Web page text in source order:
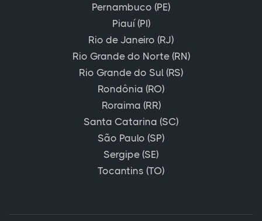
Pernambuco (PE)
Piauí (PI)
Rio de Janeiro (RJ)
Rio Grande do Norte (RN)
Rio Grande do Sul (RS)
Rondônia (RO)
Roraima (RR)
Santa Catarina (SC)
São Paulo (SP)
Sergipe (SE)
Tocantins (TO)